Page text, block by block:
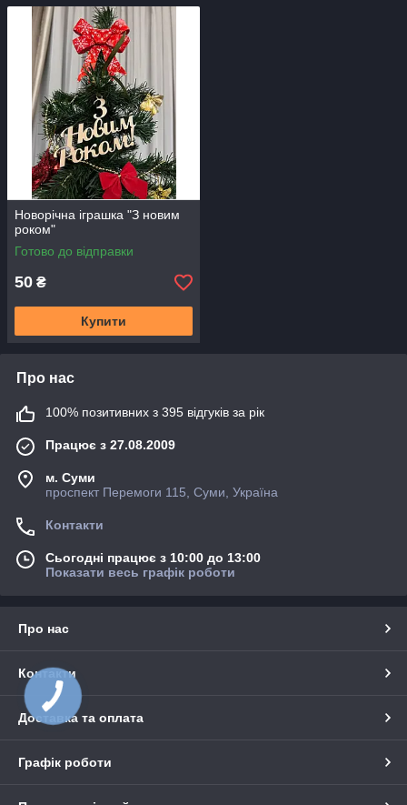
Новорічна іграшка "З новим
роком"
Готово до відправки
50 ₴
Купити
Про нас
100% позитивних з 395 відгуків за рік
Працює з 27.08.2009
м. Суми
проспект Перемоги 115, Суми, Україна
Контакти
Сьогодні працює з 10:00 до 13:00
Показати весь графік роботи
Про нас
Контакти
Доставка та оплата
Графік роботи